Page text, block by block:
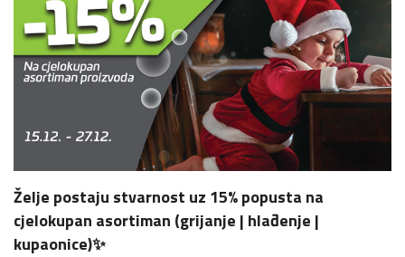
Želje postaju stvarnost uz 15% popusta na
cjelokupan asortiman (grijanje | hlađenje |
kupaonice)✨